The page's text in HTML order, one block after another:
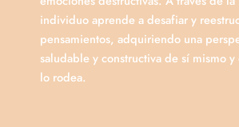
individuo aprende a desafiar y
pensamientos, adquiriendo una
saludable y constructiva de sí mismo
lo rodea.